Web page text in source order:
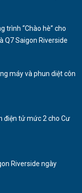
trình “Chào hè” cho
Q7 Saigon Riverside
máy và phun diệt côn
điện tử mức 2 cho Cư
Riverside ngày